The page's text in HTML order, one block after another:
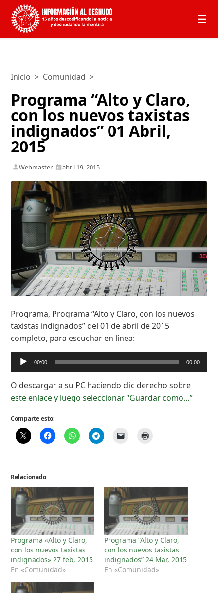
☰
Inicio > Comunidad >
Programa “Alto y Claro,
con los nuevos taxistas
indignados” 01 Abril,
2015
Webmaster abril 19, 2015
Programa, Programa “Alto y Claro, con los nuevos
taxistas indignados” del 01 de abril de 2015
completo, para escuchar en línea:
Reproductor
de
audio
00:00 00:00
O descargar a su PC haciendo clic derecho sobre
este enlace y luego seleccionar “Guardar como…”
Comparte esto:
Relacionado
Programa «Alto y Claro,
con los nuevos taxistas
indignados» 27 feb, 2015
En «Comunidad»
Programa “Alto y Claro,
con los nuevos taxistas
indignados” 24 Mar, 2015
En «Comunidad»